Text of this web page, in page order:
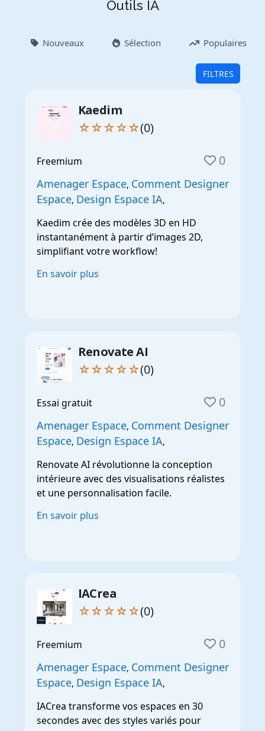
Outils IA
Nouveaux Sélection Populaires
FILTRES
Kaedim
☆☆☆☆☆(0)
Freemium 0
Amenager Espace, Comment Designer
Espace, Design Espace IA,
Kaedim crée des modèles 3D en HD
instantanément à partir d’images 2D,
simplifiant votre workflow!
En savoir plus
Renovate AI
☆☆☆☆☆(0)
Essai gratuit 0
Amenager Espace, Comment Designer
Espace, Design Espace IA,
Renovate AI révolutionne la conception
intérieure avec des visualisations réalistes
et une personnalisation facile.
En savoir plus
IACrea
☆☆☆☆☆(0)
Freemium 0
Amenager Espace, Comment Designer
Espace, Design Espace IA,
IACrea transforme vos espaces en 30
secondes avec des styles variés pour